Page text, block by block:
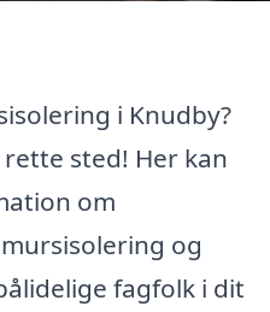
i Knudby?
sted! Her kan
om
og
fagfolk i dit